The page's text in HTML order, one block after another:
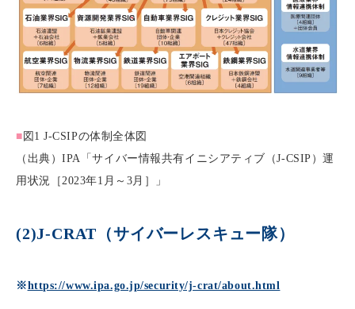
■ 図1 J-CSIPの体制全体図
（出典）IPA「サイバー情報共有イニシアティブ（J-CSIP）運
用状況［2023年1月～3月］」
(2)J-CRAT（サイバーレスキュー隊）
※https://www.ipa.go.jp/security/j-crat/about.html